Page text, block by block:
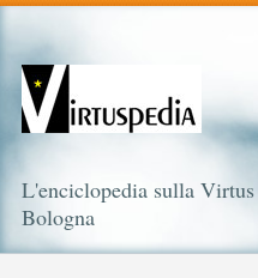
L'enciclopedia sulla Virtus
Bologna